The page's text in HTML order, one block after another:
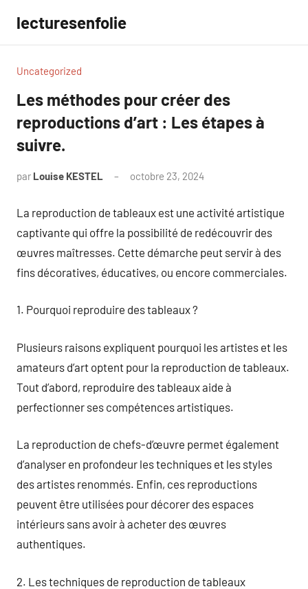
contenu
lecturesenfolie
Uncategorized
Les méthodes pour créer des
reproductions d’art : Les étapes à
suivre.
par Louise KESTEL octobre 23, 2024
La reproduction de tableaux est une activité artistique
captivante qui offre la possibilité de redécouvrir des
œuvres maîtresses. Cette démarche peut servir à des
fins décoratives, éducatives, ou encore commerciales.
1. Pourquoi reproduire des tableaux ?
Plusieurs raisons expliquent pourquoi les artistes et les
amateurs d’art optent pour la reproduction de tableaux.
Tout d’abord, reproduire des tableaux aide à
perfectionner ses compétences artistiques.
La reproduction de chefs-d’œuvre permet également
d’analyser en profondeur les techniques et les styles
des artistes renommés. Enfin, ces reproductions
peuvent être utilisées pour décorer des espaces
intérieurs sans avoir à acheter des œuvres
authentiques.
2. Les techniques de reproduction de tableaux